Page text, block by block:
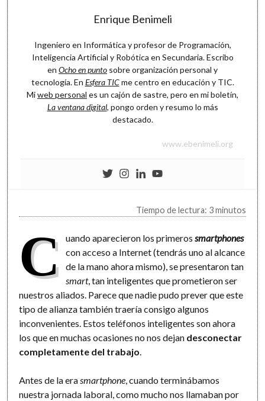
Enrique Benimeli
Ingeniero en Informática y profesor de Programación,
Inteligencia Artificial y Robótica en Secundaria. Escribo
en Ocho en punto sobre organización personal y
tecnología. En Esfera TICme centro en educación y TIC.
Miweb personal es un cajón de sastre, pero en mi boletín,
La ventana digital, pongo orden y resumo lo más
destacado.
www.ebenimeli.org
Tiempo de lectura: 3 minutos
C uando aparecieron los primeros smartphones
con acceso a Internet (tendrás uno al alcance
de la mano ahora mismo), se presentaron tan
smart, tan inteligentes que prometieron ser
nuestros aliados. Parece que nadie pudo prever que este
tipo de alianza también traería consigo algunos
inconvenientes. Estos teléfonos inteligentes son ahora
los que en muchas ocasiones no nos dejan desconectar
completamente del trabajo.
Antes de la erasmartphone, cuando terminábamos
nuestra jornada laboral, como mucho nos llamaban por